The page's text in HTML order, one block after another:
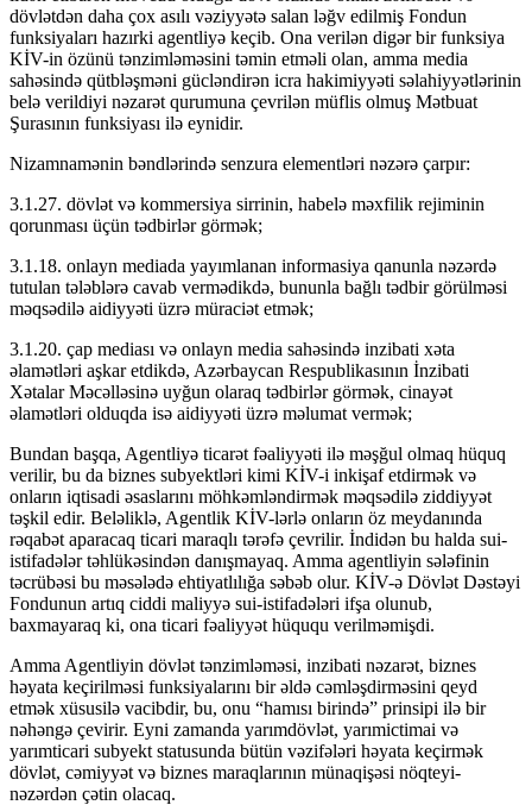
dövlətdən daha çox asılı vəziyyətə salan ləğv edilmiş Fondun
funksiyaları hazırki agentliyə keçib. Ona verilən digər bir funksiya
KİV-in özünü tənzimləməsini təmin etməli olan, amma media
sahəsində qütbləşməni gücləndirən icra hakimiyyəti səlahiyyətlərinin
belə verildiyi nəzarət qurumuna çevrilən müflis olmuş Mətbuat
Şurasının funksiyası ilə eynidir.
Nizamnamənin bəndlərində senzura elementləri nəzərə çarpır:
3.1.27. dövlət və kommersiya sirrinin, habelə məxfilik rejiminin
qorunması üçün tədbirlər görmək;
3.1.18. onlayn mediada yayımlanan informasiya qanunla nəzərdə
tutulan tələblərə cavab vermədikdə, bununla bağlı tədbir görülməsi
məqsədilə aidiyyəti üzrə müraciət etmək;
3.1.20. çap mediası və onlayn media sahəsində inzibati xəta
əlamətləri aşkar etdikdə, Azərbaycan Respublikasının İnzibati
Xətalar Məcəlləsinə uyğun olaraq tədbirlər görmək, cinayət
əlamətləri olduqda isə aidiyyəti üzrə məlumat vermək;
Bundan başqa, Agentliyə ticarət fəaliyyəti ilə məşğul olmaq hüquq
verilir, bu da biznes subyektləri kimi KİV-i inkişaf etdirmək və
onların iqtisadi əsaslarını möhkəmləndirmək məqsədilə ziddiyyət
təşkil edir. Beləliklə, Agentlik KİV-lərlə onların öz meydanında
rəqabət aparacaq ticari maraqlı tərəfə çevrilir. İndidən bu halda sui-
istifadələr təhlükəsindən danışmayaq. Amma agentliyin sələfinin
təcrübəsi bu məsələdə ehtiyatlılığa səbəb olur. KİV-ə Dövlət Dəstəyi
Fondunun artıq ciddi maliyyə sui-istifadələri ifşa olunub,
baxmayaraq ki, ona ticari fəaliyyət hüququ verilməmişdi.
Amma Agentliyin dövlət tənzimləməsi, inzibati nəzarət, biznes
həyata keçirilməsi funksiyalarını bir əldə cəmləşdirməsini qeyd
etmək xüsusilə vacibdir, bu, onu “hamısı birində” prinsipi ilə bir
nəhəngə çevirir. Eyni zamanda yarımdövlət, yarımictimai və
yarımticari subyekt statusunda bütün vəzifələri həyata keçirmək
dövlət, cəmiyyət və biznes maraqlarının münaqişəsi nöqteyi-
nəzərdən çətin olacaq.